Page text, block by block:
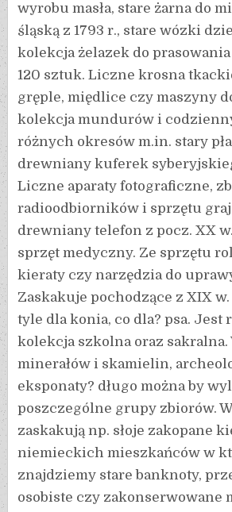
wyrobu masła, stare żarna do
śląską z 1793 r., stare wózki
kolekcja żelazek do
120 sztuk. Liczne krosna
gręple, międlice czy maszyny
kolekcja mundurów i
różnych okresów m.in. stary
drewniany kuferek
Liczne aparaty fotograficzne,
radioodbiorników i sprzętu
drewniany telefon z pocz. XX
sprzęt medyczny. Ze sprzętu
kieraty czy narzędzia do
Zaskakuje pochodzące z XIX
tyle dla konia, co dla? psa. Jest
kolekcja szkolna oraz sakralna.
minerałów i skamielin,
eksponaty? długo można by
poszczególne grupy zbiorów.
zaskakują np. słoje zakopane
niemieckich mieszkańców w
znajdziemy stare banknoty,
osobiste czy zakonserwowane